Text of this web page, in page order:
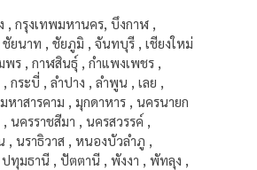
, กรุงเทพมหานคร, บึงกาฬ ,
ชัยนาท , ชัยภูมิ , จันทบุรี , เชียงใหม่
พร , กาฬสินธุ์ , กำแพงเพชร ,
ระบี่ , ลำปาง , ลำพูน , เลย ,
าสารคาม , มุกดาหาร , นครนายก
ครราชสีมา , นครสวรรค์ ,
, นราธิวาส , หนองบัวลำภู ,
ทุมธานี , ปัตตานี , พังงา , พัทลุง ,